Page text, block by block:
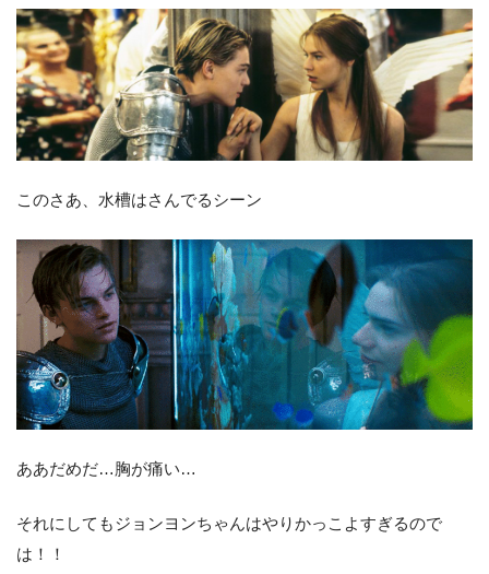
このさあ、水槽はさんでるシーン
ああだめだ…胸が痛い…
それにしてもジョンヨンちゃんはやりかっこよすぎるので
は！！